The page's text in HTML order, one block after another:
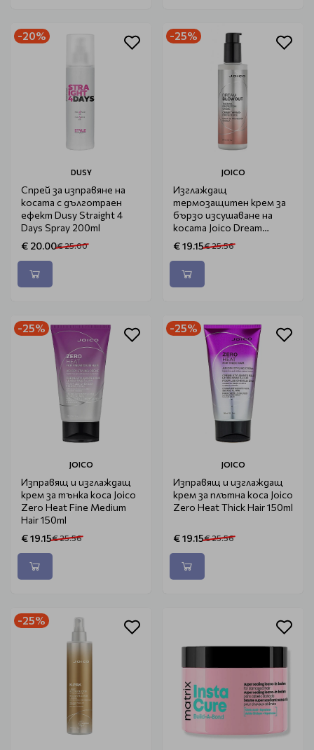
-20%
DUSY
Спрей за изправяне на
косата с дълготраен
ефект Dusy Straight 4
Days Spray 200ml
€ 20.00€ 25.00
-25%
JOICO
Изглаждащ
термозащитен крем за
бързо изсушаване на
косата Joico Dream
Blowout Creme 200ml
€ 19.15€ 25.56
-25%
JOICO
Изправящ и изглаждащ
крем за тънка коса Joico
Zero Heat Fine Medium
Hair 150ml
€ 19.15€ 25.56
-25%
JOICO
Изправящ и изглаждащ
крем за плътна коса Joico
Zero Heat Thick Hair 150ml
€ 19.15€ 25.56
-25%